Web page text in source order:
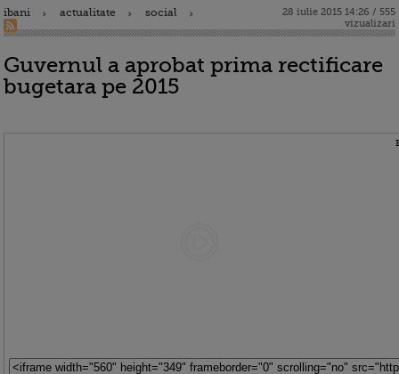
ibani actualitate social
28 iulie 2015 14:26 / 555
vizualizari
Guvernul a aprobat prima rectificare
bugetara pe 2015